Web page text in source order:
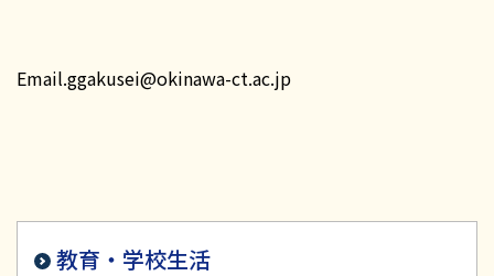
Email.ggakusei@okinawa-ct.ac.jp
教育・学校生活